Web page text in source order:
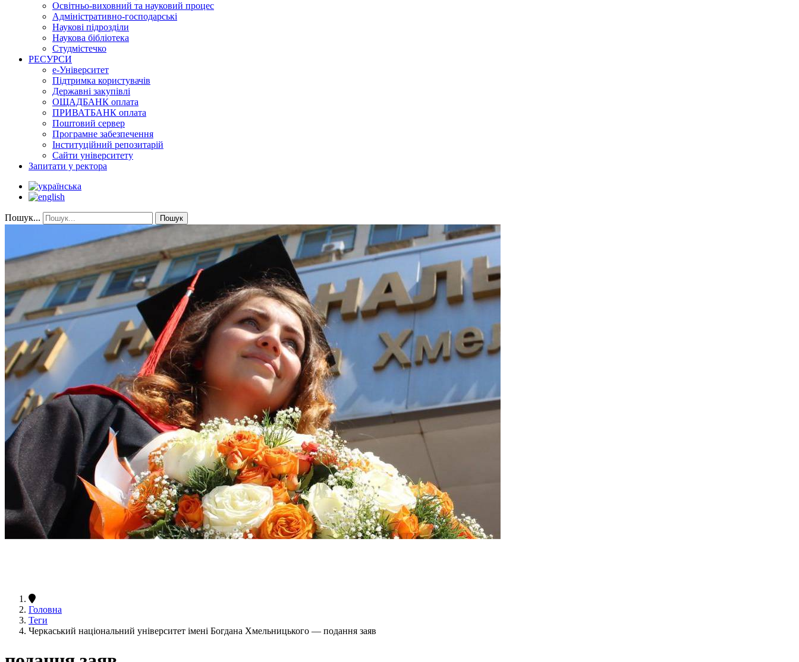
Освітньо-виховний та науковий процес
Адміністративно-господарські
Наукові підрозділи
Наукова бібліотека
Студмістечко
РЕСУРСИ
е-Університет
Підтримка користувачів
Державні закупівлі
ОЩАДБАНК оплата
ПРИВАТБАНК оплата
Поштовий сервер
Програмне забезпечення
Інституційний репозитарій
Сайти університету
Запитати у ректора
Пошук... Пошук
Головна
Теги
Черкаський національний університет імені Богдана Хмельницького — подання заяв